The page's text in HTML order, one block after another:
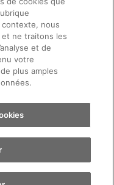
vous
voiture
légales
contexte, nous
ne traitons les
et de
votre
de plus amples